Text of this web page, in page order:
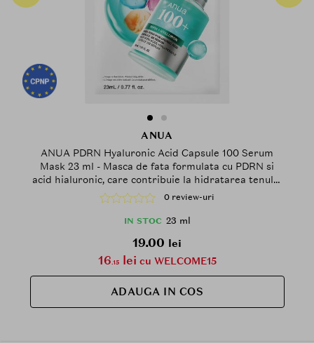
ANUA
ANUA PDRN Hyaluronic Acid Capsule 100 Serum
Mask 23 ml - Masca de fata formulata cu PDRN si
acid hialuronic, care contribuie la hidratarea tenului
si la metinerea confortului pielii
0 review-uri
IN STOC 23 ml
19.00 lei
16.15lei cu WELCOME15
ADAUGA IN COS